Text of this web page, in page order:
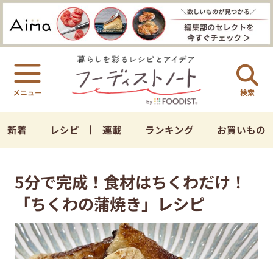
検索
新着 レシピ 連載 ランキング お買いもの
5分で完成！食材はちくわだけ！
「ちくわの蒲焼き」レシピ